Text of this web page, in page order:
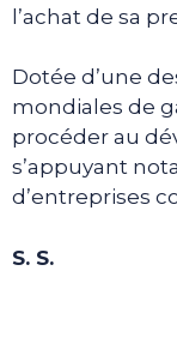
l’achat de sa
Dotée d’une
mondiales de
procéder au
s’appuyant
d’entreprises
S. S.